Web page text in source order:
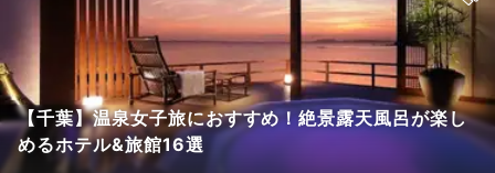
【千葉】温泉女子旅におすすめ！絶景露天風呂が楽し
めるホテル&旅館16選